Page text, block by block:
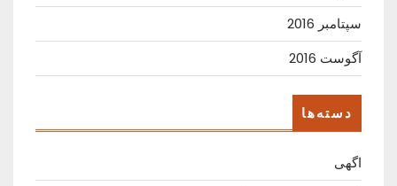
سپتامبر 2016
آگوست 2016
دسته‌ها
اگهی